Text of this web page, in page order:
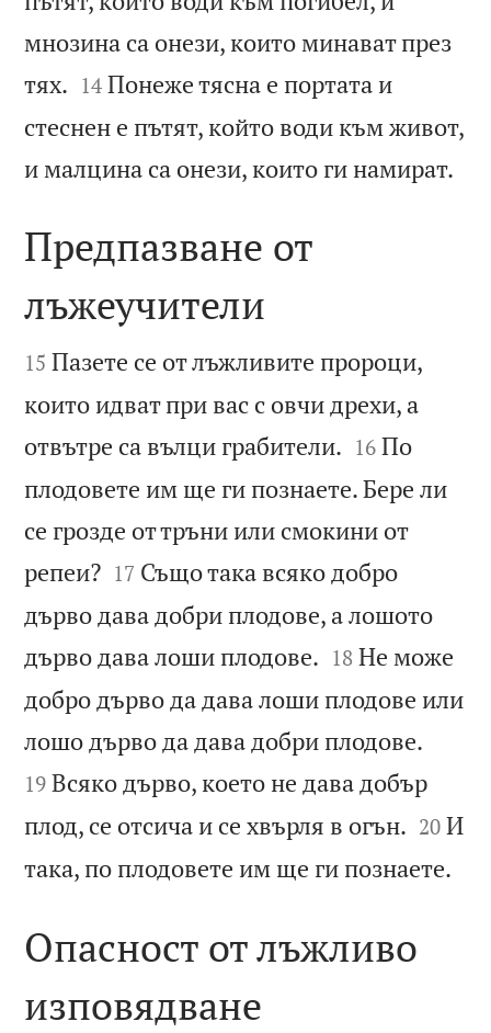
мнозина са онези, които минават през
тях. 

14 Понеже тясна е портата и
стеснен е пътят, който води към живот,
и малцина са онези, които ги намират.

Предпазване от
лъжеучители

15 Пазете се от лъжливите пророци,
които идват при вас с овчи дрехи, а
отвътре са вълци грабители. 

16 По
плодовете им ще ги познаете. Бере ли
се грозде от тръни или смокини от
репеи?
17 Също така всяко добро
дърво дава добри плодове, а лошото
дърво дава лоши плодове. 

18 Не може
добро дърво да дава лоши плодове или
лошо дърво да дава добри плодове.
19 Всяко дърво, което не дава добър
плод, се отсича и се хвърля в огън. 

20 И
така, по плодовете им ще ги познаете.
Опасност от лъжливо
изповядване